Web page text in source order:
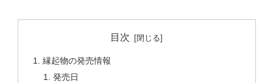
目次
縁起物の発売情報
発売日